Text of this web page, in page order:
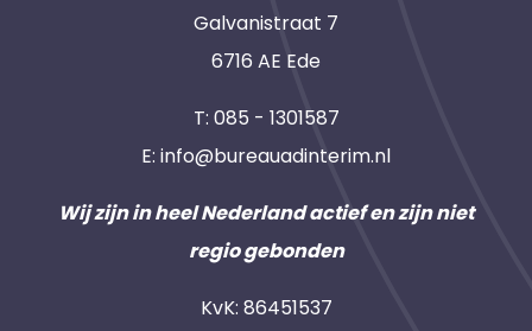
Galvanistraat 7
6716 AE Ede
T: 085 - 1301587
E: info@bureauadinterim.nl
Wij zijn in heel Nederland actief en zijn niet
regio gebonden
KvK: 86451537